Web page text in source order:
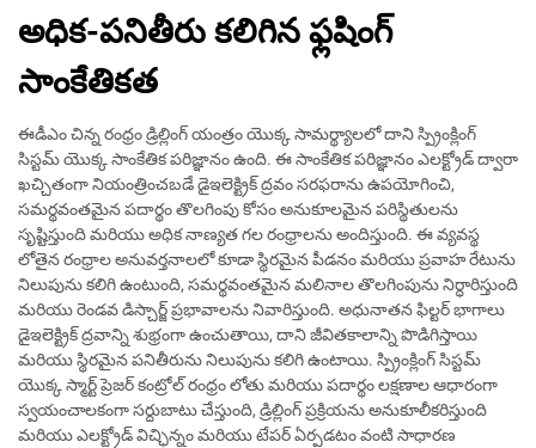
అధిక-పనితీరు కలిగిన ఫ్లషింగ్
సాంకేతికత
ఈడీఎం చిన్న రంధ్రం డ్రిల్లింగ్ యంత్రం యొక్క సామర్థ్యాలలో దాని స్ప్రింక్లింగ్
సిస్టమ్ యొక్క సాంకేతిక పరిజ్ఞానం ఉంది. ఈ సాంకేతిక పరిజ్ఞానం ఎలక్ట్రోడ్ ద్వారా
ఖచ్చితంగా నియంత్రించబడే డైఇలెక్ట్రిక్ ద్రవం సరఫరాను ఉపయోగించి,
సమర్థవంతమైన పదార్థం తొలగింపు కోసం అనుకూలమైన పరిస్థితులను
సృష్టిస్తుంది మరియు అధిక నాణ్యత గల రంధ్రాలను అందిస్తుంది. ఈ వ్యవస్థ
లోతైన రంధ్రాల అనువర్తనాలలో కూడా స్థిరమైన పీడనం మరియు ప్రవాహ రేటును
నిలుపును కలిగి ఉంటుంది, సమర్థవంతమైన మలినాల తొలగింపును నిర్ధారిస్తుంది
మరియు రెండవ డిస్చార్జ్ ప్రభావాలను నివారిస్తుంది. అధునాతన ఫిల్టర్ భాగాలు
డైఇలెక్ట్రిక్ ద్రవాన్ని శుభ్రంగా ఉంచుతాయి, దాని జీవితకాలాన్ని పొడిగిస్తాయి
మరియు స్థిరమైన పనితీరును నిలుపును కలిగి ఉంటాయి. స్ప్రింక్లింగ్ సిస్టమ్
యొక్క స్మార్ట్ ప్రెజర్ కంట్రోల్ రంధ్రం లోతు మరియు పదార్థం లక్షణాల ఆధారంగా
స్వయంచాలకంగా సర్దుబాటు చేస్తుంది, డ్రిల్లింగ్ ప్రక్రియను అనుకూలీకరిస్తుంది
మరియు ఎలక్ట్రోడ్ విచ్ఛిన్నం మరియు టేపర్ ఏర్పడటం వంటి సాధారణ